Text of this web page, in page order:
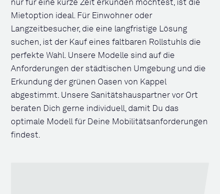
nur für eine kurze Zeit erkunden möchtest, ist die
Mietoption ideal. Für Einwohner oder
Langzeitbesucher, die eine langfristige Lösung
suchen, ist der Kauf eines faltbaren Rollstuhls die
perfekte Wahl. Unsere Modelle sind auf die
Anforderungen der städtischen Umgebung und die
Erkundung der grünen Oasen von Kappel
abgestimmt. Unsere Sanitätshauspartner vor Ort
beraten Dich gerne individuell, damit Du das
optimale Modell für Deine Mobilitätsanforderungen
findest.